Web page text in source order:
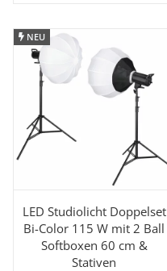
NEU
NEU
LED Studiolicht Doppelset
Bi-Color 115 W mit 2 Ball
Softboxen 60 cm &
Stativen